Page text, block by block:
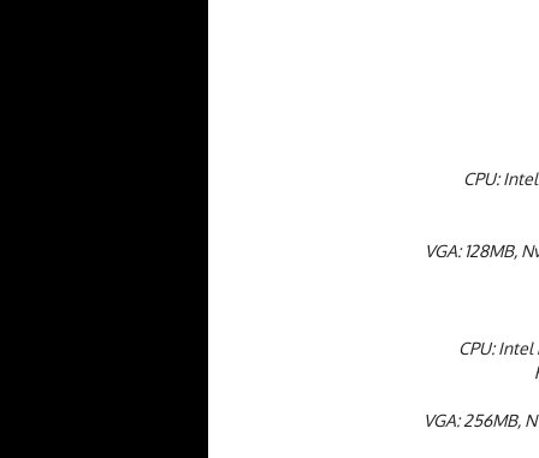
CPU:
VGA: 128MB,
CPU: Intel
VGA: 256MB,